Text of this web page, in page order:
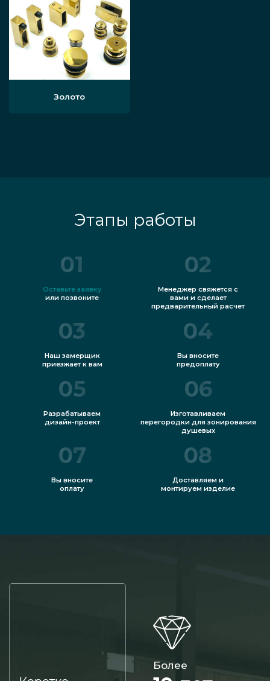
Золото
Этапы работы
01
Оставьте заявку
или позвоните
02
Менеджер свяжется с
вами и сделает
предварительный расчет
03
Наш замерщик
приезжает к вам
04
Вы вносите
предоплату
05
Разрабатываем
дизайн-проект
06
Изготавливаем
перегородки для зонирования
душевых
07
Вы вносите
оплату
08
Доставляем и
монтируем изделие
Более